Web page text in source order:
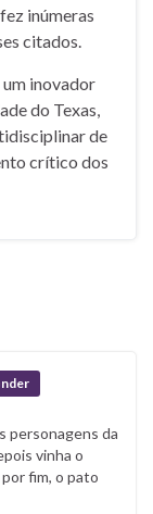
inúmeras
citados.
inovador
do Texas,
de
crítico dos
personagens da
vinha o
fim, o pato